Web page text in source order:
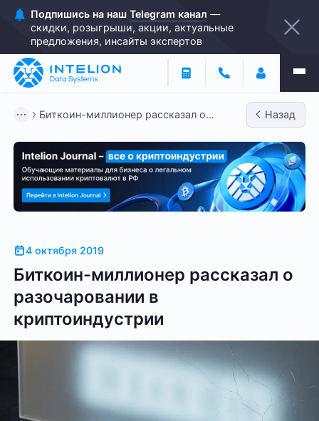
Подпишись на наш Telegram канал —
скидки, розыгрыши, акции, актуальные
предложения, инсайты экспертов
Биткоин-миллионер рассказал о
Назад
4 октября 2019
Биткоин-миллионер рассказал о
разочаровании в
криптоиндустрии